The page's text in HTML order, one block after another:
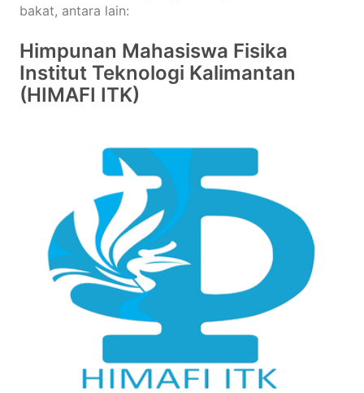
bakat, antara lain:
Himpunan Mahasiswa Fisika
Institut Teknologi Kalimantan
(HIMAFI ITK)